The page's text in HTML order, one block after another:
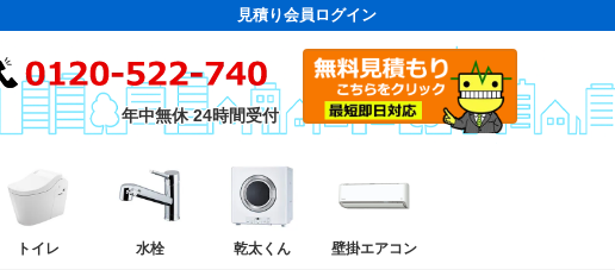
見積り会員ログイン
年中無休 24時間受付
トイレ 水栓 乾太くん 壁掛エアコン